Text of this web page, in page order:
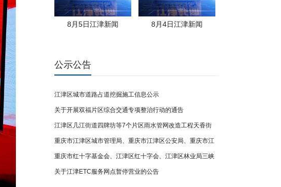
8月5日江津新闻 8月4日江津新闻
公示公告
江津区城市道路占道挖掘施工信息公示
关于开展双福片区综合交通专项整治行动的通告
江津区几江街道四牌坊等7个片区雨水管网改造工程天香街
（南门路-卞家厅街段）临时交通管制通告
重庆市江津区城市管理局、重庆市江津区公安局、重庆市江
津区双福街道办事处关于开展共享电单车联合整治行动的公
告
重庆市红十字基金会、江津区红十字会、江津区林业局三峡
库尾防灾屏障计划公益项目募捐倡议
关于江津ETC服务网点暂停营业的公告